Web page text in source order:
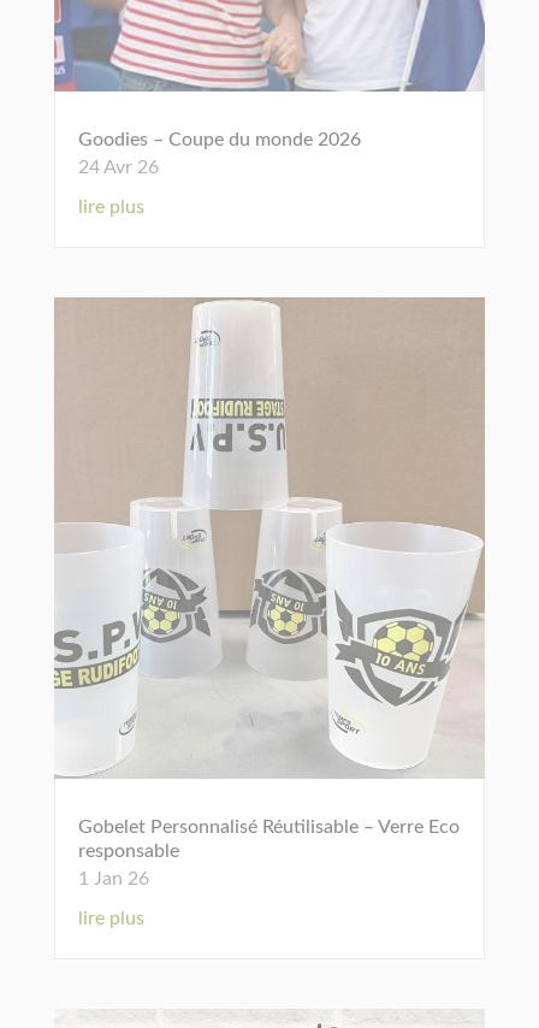
Goodies – Coupe du monde 2026
24 Avr 26
lire plus
Gobelet Personnalisé Réutilisable – Verre Eco
responsable
1 Jan 26
lire plus